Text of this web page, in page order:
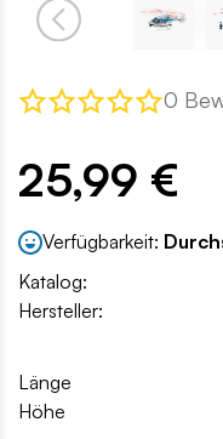
0
25,99 €
Verfügbarkeit:
Katalog:
Hersteller:
Länge
Höhe